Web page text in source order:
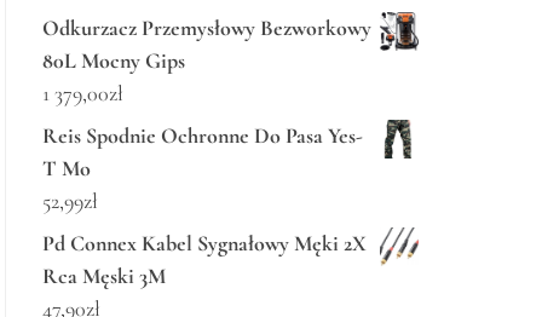
Odkurzacz Przemysłowy Bezworkowy
80L Mocny Gips
1 379,00zł
Reis Spodnie Ochronne Do Pasa Yes-
T Mo
52,99zł
Pd Connex Kabel Sygnałowy Męki 2X
Rca Męski 3M
47,90zł